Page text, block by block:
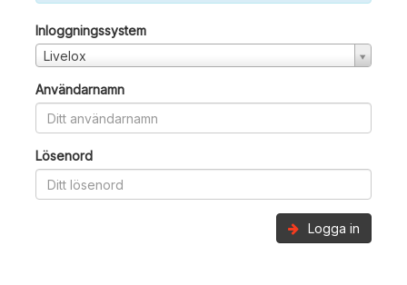
Inloggningssystem
Livelox
Användarnamn
Lösenord
Logga in